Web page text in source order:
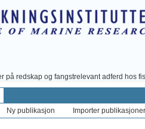
på redskap og fangstrelevant adferd hos
Ny publikasjon Importer